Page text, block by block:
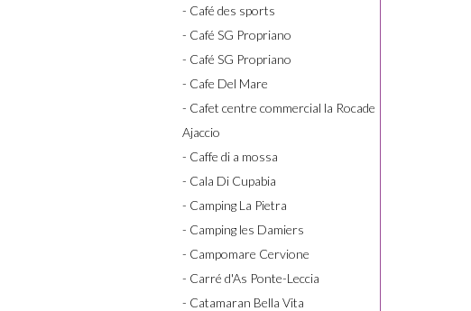
- Café des sports
- Café SG Propriano
- Café SG Propriano
- Cafe Del Mare
- Cafet centre commercial la Rocade
Ajaccio
- Caffe di a mossa
- Cala Di Cupabia
- Camping La Pietra
- Camping les Damiers
- Campomare Cervione
- Carré d'As Ponte-Leccia
- Catamaran Bella Vita